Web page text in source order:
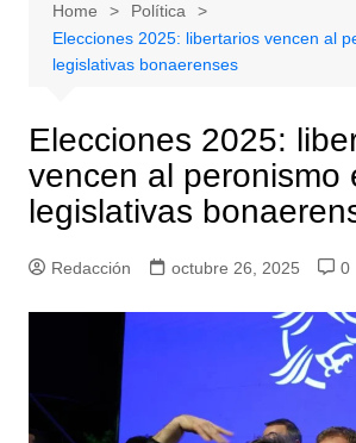
Home
Política
Elecciones 2025: libertarios vencen al
legislativas bonaerenses
Elecciones 2025:
vencen al peronismo
legislativas
Redacción octubre 26, 2025 0